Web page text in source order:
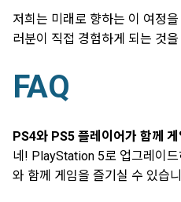
저희는 미래로 향하는 이 여정
러분이 직접 경험하게 되는 것
FAQ
PS4와 PS5 플레이어가 함께
네! PlayStation 5로 업그레이
와 함께 게임을 즐기실 수 있습